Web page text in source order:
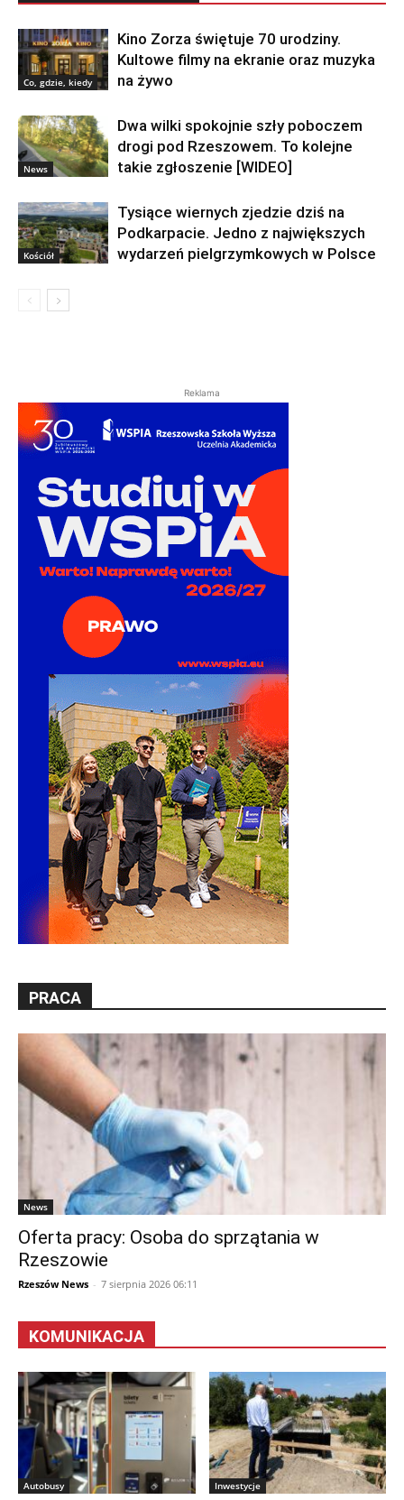
Co, gdzie, kiedy
Kino Zorza świętuje 70 urodziny.
Kultowe filmy na ekranie oraz muzyka
na żywo
News
Dwa wilki spokojnie szły poboczem
drogi pod Rzeszowem. To kolejne
takie zgłoszenie [WIDEO]
Kościół
Tysiące wiernych zjedzie dziś na
Podkarpacie. Jedno z największych
wydarzeń pielgrzymkowych w Polsce
Reklama
PRACA
News
Oferta pracy: Osoba do sprzątania w
Rzeszowie
Rzeszów News - 7 sierpnia 2026 06:11
KOMUNIKACJA
Autobusy Inwestycje